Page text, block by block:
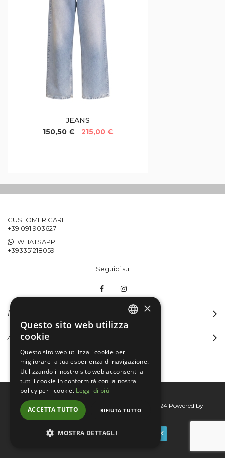
JEANS
150,50 €
215,00 €
CUSTOMER CARE
+39 091 903627
WHATSAPP
+393351218059
Seguici su
INFORMAZIONI
ACCOUNT
Bertini group srl © 2015-2026 - P.I. 06076830824 Powered by
Connecta
×
Questo sito web utilizza
cookie
Questo sito web utilizza i cookie per
migliorare la tua esperienza di navigazione.
Utilizzando il nostro sito web acconsenti a
tutti i cookie in conformità con la nostra
policy per i cookie. Leggi di più
ACCETTA TUTTO RIFIUTA TUTTO
MOSTRA DETTAGLI